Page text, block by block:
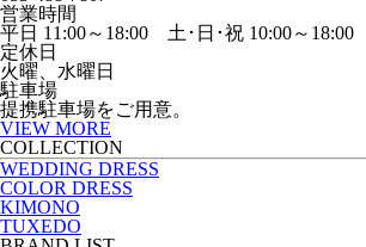
営業時間
平日 11:00～18:00 土･日･祝 10:00～18:00
定休日
火曜、水曜日
駐車場
提携駐車場をご用意。
VIEW MORE
COLLECTION
WEDDING DRESS
COLOR DRESS
KIMONO
TUXEDO